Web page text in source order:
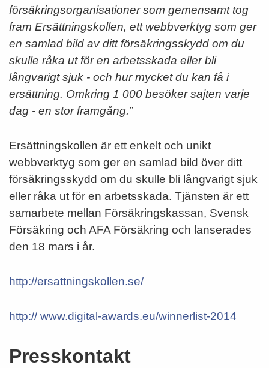
försäkringsorganisationer som gemensamt tog
fram Ersättningskollen, ett webbverktyg som ger
en samlad bild av ditt försäkringsskydd om du
skulle råka ut för en arbetsskada eller bli
långvarigt sjuk - och hur mycket du kan få i
ersättning. Omkring 1 000 besöker sajten varje
dag - en stor framgång.”
Ersättningskollen är ett enkelt och unikt
webbverktyg som ger en samlad bild över ditt
försäkringsskydd om du skulle bli långvarigt sjuk
eller råka ut för en arbetsskada. Tjänsten är ett
samarbete mellan Försäkringskassan, Svensk
Försäkring och AFA Försäkring och lanserades
den 18 mars i år.
http://ersattningskollen.se/
http:// www.digital-awards.eu/winnerlist-2014
Presskontakt